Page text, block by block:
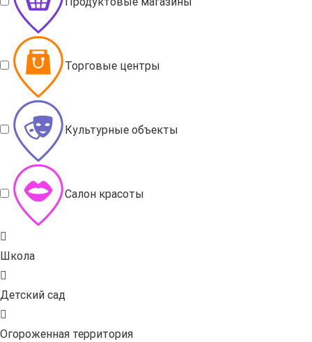
Торговые центры
Культурные объекты
Салон красоты
Школа
Детский сад
Огороженная территория